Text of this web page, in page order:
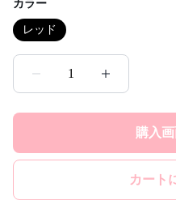
カラー
レッド
1
購入
カート